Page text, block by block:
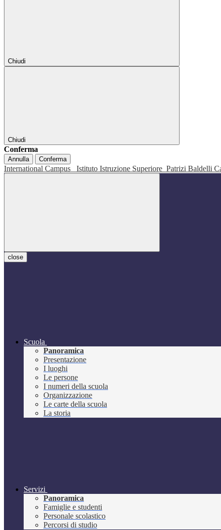
Chiudi
Chiudi
Conferma
Annulla Conferma
International Campus Istituto Istruzione Superiore Patrizi Baldelli
close
Scuola
Panoramica
Presentazione
I luoghi
Le persone
I numeri della scuola
Organizzazione
Le carte della scuola
La storia
Servizi
Panoramica
Famiglie e studenti
Personale scolastico
Percorsi di studio